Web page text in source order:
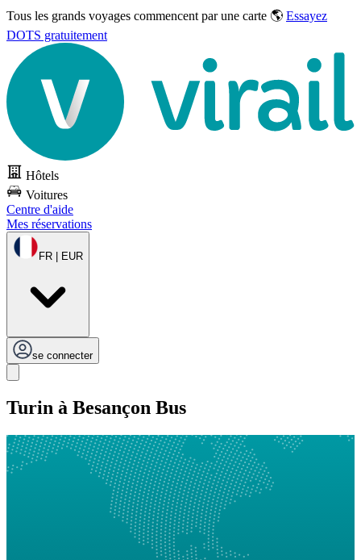
Tous les grands voyages commencent par une carte 🌎 Essayez
DOTS gratuitement
Hôtels
Voitures
Centre d'aide
Mes réservations
FR | EUR
se connecter
Turin à Besançon Bus